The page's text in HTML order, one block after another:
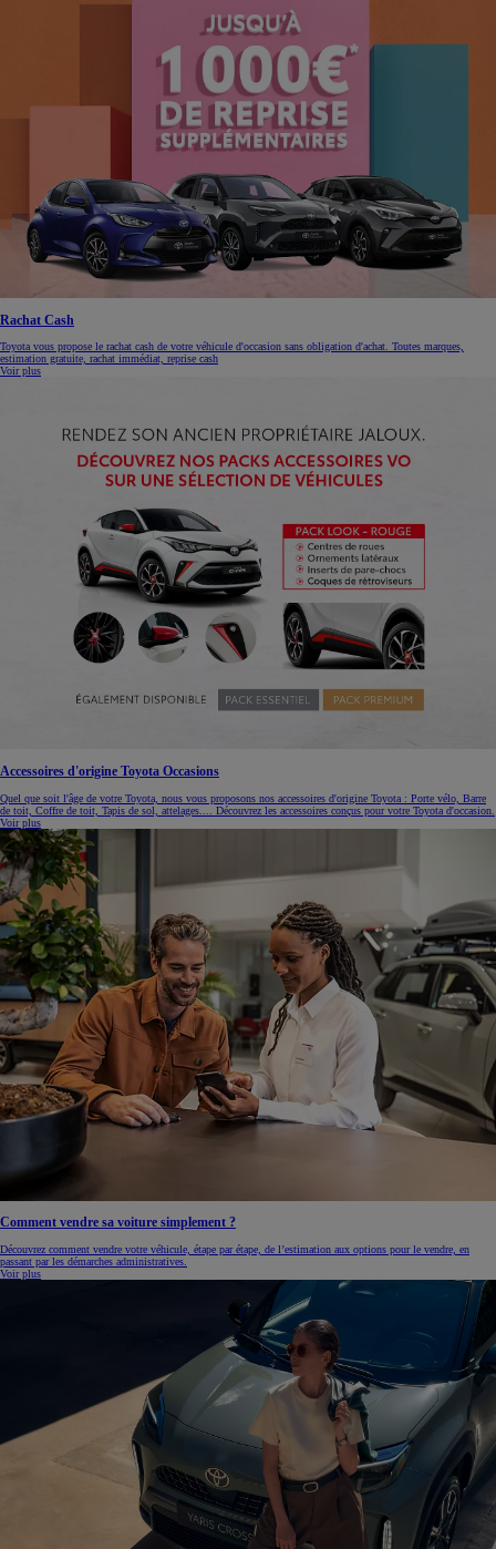
Rachat Cash
Toyota vous propose le rachat cash de votre véhicule d'occasion sans obligation d'achat. Toutes marques,
estimation gratuite, rachat immédiat, reprise cash
Voir plus
Accessoires d'origine Toyota Occasions
Quel que soit l'âge de votre Toyota, nous vous proposons nos accessoires d'origine Toyota : Porte vélo, Barre
de toit, Coffre de toit, Tapis de sol, attelages.... Découvrez les accessoires conçus pour votre Toyota d'occasion.
Voir plus
Comment vendre sa voiture simplement ?
Découvrez comment vendre votre véhicule, étape par étape, de l’estimation aux options pour le vendre, en
passant par les démarches administratives.
Voir plus